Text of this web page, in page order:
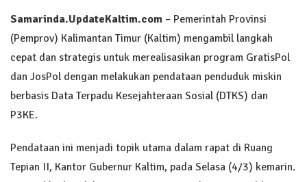
Samarinda.UpdateKaltim.com – Pemerintah Provinsi
(Pemprov) Kalimantan Timur (Kaltim) mengambil langkah
cepat dan strategis untuk merealisasikan program GratisPol
dan JosPol dengan melakukan pendataan penduduk miskin
berbasis Data Terpadu Kesejahteraan Sosial (DTKS) dan
P3KE.
Pendataan ini menjadi topik utama dalam rapat di Ruang
Tepian II, Kantor Gubernur Kaltim, pada Selasa (4/3) kemarin.